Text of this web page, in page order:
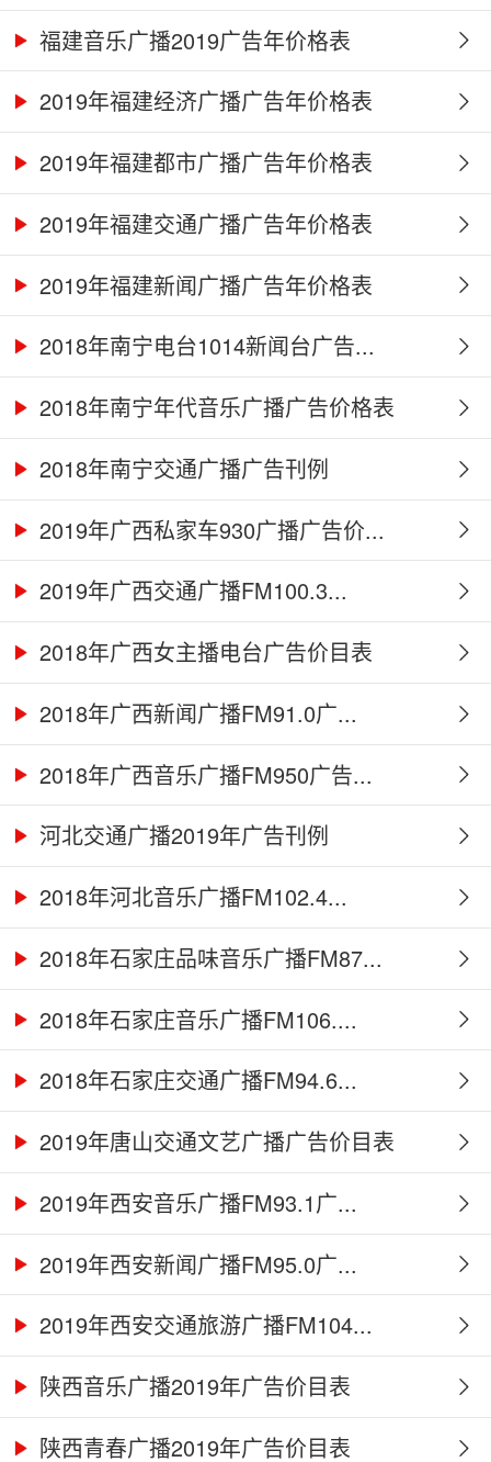
福建音乐广播2019广告年价格表
2019年福建经济广播广告年价格表
2019年福建都市广播广告年价格表
2019年福建交通广播广告年价格表
2019年福建新闻广播广告年价格表
2018年南宁电台1014新闻台广告...
2018年南宁年代音乐广播广告价格表
2018年南宁交通广播广告刊例
2019年广西私家车930广播广告价...
2019年广西交通广播FM100.3...
2018年广西女主播电台广告价目表
2018年广西新闻广播FM91.0广...
2018年广西音乐广播FM950广告...
河北交通广播2019年广告刊例
2018年河北音乐广播FM102.4...
2018年石家庄品味音乐广播FM87...
2018年石家庄音乐广播FM106....
2018年石家庄交通广播FM94.6...
2019年唐山交通文艺广播广告价目表
2019年西安音乐广播FM93.1广...
2019年西安新闻广播FM95.0广...
2019年西安交通旅游广播FM104...
陕西音乐广播2019年广告价目表
陕西青春广播2019年广告价目表